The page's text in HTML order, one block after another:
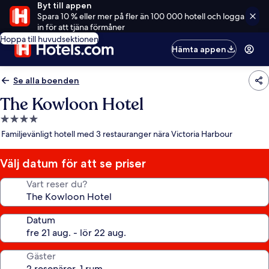
Byt till appen
Spara 10 % eller mer på fler än 100 000 hotell och logga
in för att tjäna förmåner
Hoppa till huvudsektionen
Hämta appen
Se alla boenden
The Kowloon Hotel
4.0-
stjärnigt
Familjevänligt hotell med 3 restauranger nära Victoria Harbour
Välj datum för att se priser
Vart reser du?
Datum
Gäster